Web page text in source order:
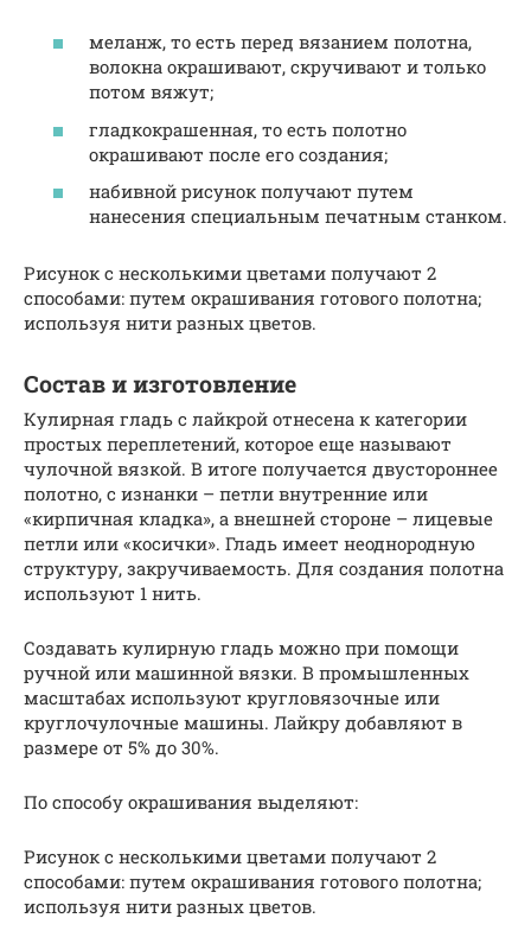
меланж, то есть перед вязанием полотна,
волокна окрашивают, скручивают и только
потом вяжут;
гладкокрашенная, то есть полотно
окрашивают после его создания;
набивной рисунок получают путем
нанесения специальным печатным станком.
Рисунок с несколькими цветами получают 2
способами: путем окрашивания готового полотна;
используя нити разных цветов.
Состав и изготовление
Кулирная гладь с лайкрой отнесена к категории
простых переплетений, которое еще называют
чулочной вязкой. В итоге получается двустороннее
полотно, с изнанки – петли внутренние или
«кирпичная кладка», а внешней стороне – лицевые
петли или «косички». Гладь имеет неоднородную
структуру, закручиваемость. Для создания полотна
используют 1 нить.
Создавать кулирную гладь можно при помощи
ручной или машинной вязки. В промышленных
масштабах используют кругловязочные или
круглочулочные машины. Лайкру добавляют в
размере от 5% до 30%.
По способу окрашивания выделяют:
Рисунок с несколькими цветами получают 2
способами: путем окрашивания готового полотна;
используя нити разных цветов.